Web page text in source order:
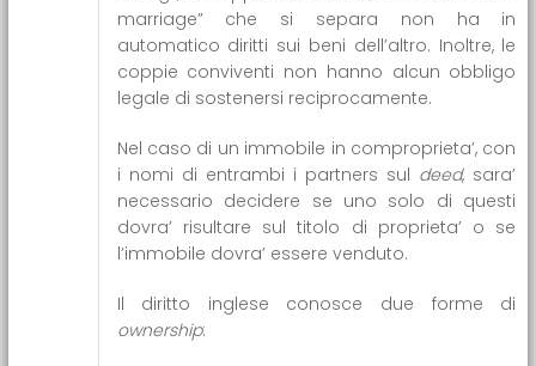
marriage” che si separa non ha in
automatico diritti sui beni dell’altro. Inoltre, le
coppie conviventi non hanno alcun obbligo
legale di sostenersi reciprocamente.
Nel caso di un immobile in comproprieta’, con
i nomi di entrambi i partners sul deed, sara’
necessario decidere se uno solo di questi
dovra’ risultare sul titolo di proprieta’ o se
l’immobile dovra’ essere venduto.
Il diritto inglese conosce due forme di
ownership: